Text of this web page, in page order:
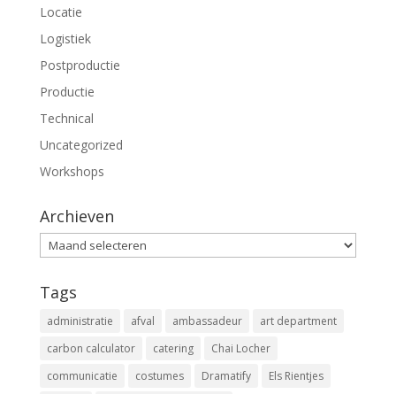
Locatie
Logistiek
Postproductie
Productie
Technical
Uncategorized
Workshops
Archieven
Archieven
Tags
administratie afval ambassadeur
art department
carbon calculator
catering
Chai Locher
communicatie
costumes Dramatify
Els Rientjes